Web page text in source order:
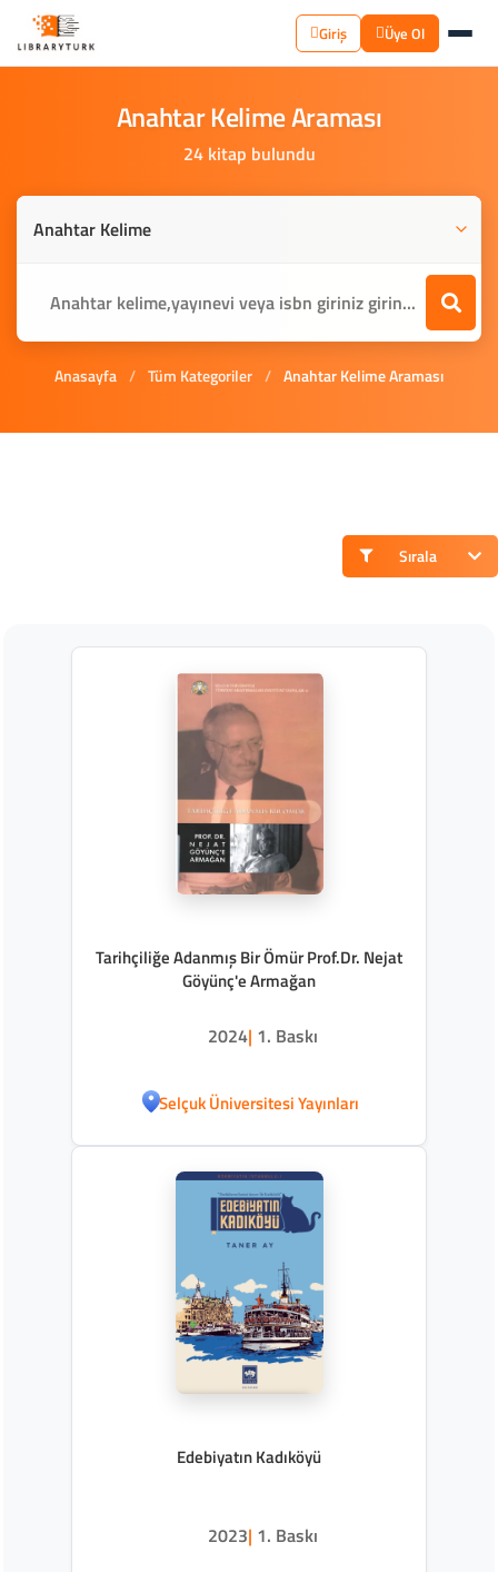
Giriş Üye Ol
AnahtarKelimeAraması
24 kitap bulundu
Anasayfa / Tüm Kategoriler / Anahtar Kelime Araması
Sırala
Tarihçiliğe Adanmış Bir Ömür Prof.Dr. Nejat
Göyünç'e Armağan
2024| 1. Baskı
Selçuk Üniversitesi Yayınları
Edebiyatın Kadıköyü
2023| 1. Baskı